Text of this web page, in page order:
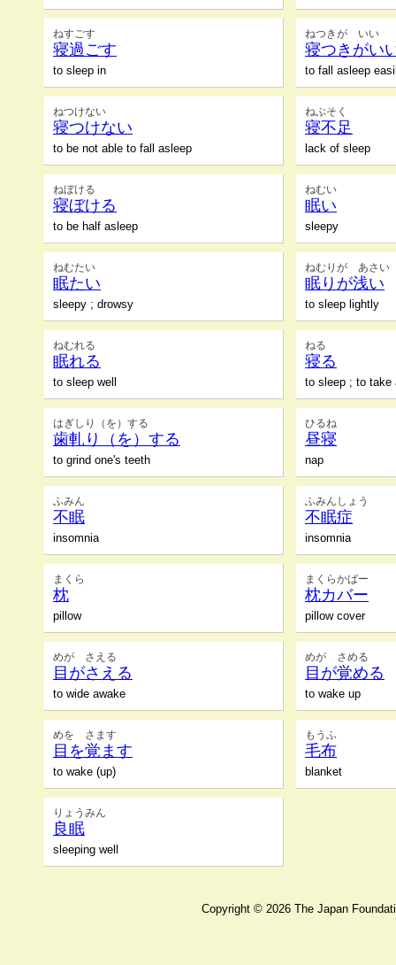
ねすごす
寝過ごす
to sleep in
ねつきが いい
寝つきがい
to fall asleep
ねつけない
寝つけない
to be not able to fall asleep
ねぶそく
寝不足
lack of sleep
ねぼける
寝ぼける
to be half asleep
ねむい
眠い
sleepy
ねむたい
眠たい
sleepy ; drowsy
ねむりが あさい
眠りが浅い
to sleep lightly
ねむれる
眠れる
to sleep well
ねる
寝る
to sleep ; to take
はぎしり（を）する
歯軋り（を）する
to grind one's teeth
ひるね
昼寝
nap
ふみん
不眠
insomnia
ふみんしょう
不眠症
insomnia
まくら
枕
pillow
まくらかばー
枕カバー
pillow cover
めが さえる
目がさえる
to wide awake
めが さめる
目が覚める
to wake up
めを さます
目を覚ます
to wake (up)
もうふ
毛布
blanket
りょうみん
良眠
sleeping well
Copyright © 2026 The Japan